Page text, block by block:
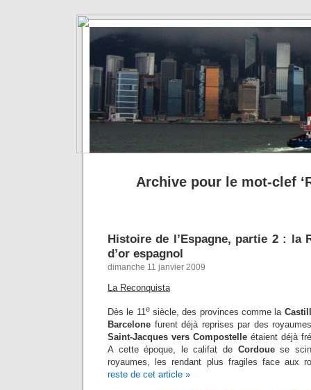
Archive pour le mot-clef
Histoire de l’Espagne, partie 2 : la
d’or espagnol
dimanche 11 janvier 2009
La Reconquista
Dès le 11esiècle, des provinces comme la
Barcelone furent déjà reprises par des
Saint-Jacques vers Compostelle étaient déjà
A cette époque, le califat de Cordouese
royaumes, les rendant plus fragiles face aux
reste de cet article »